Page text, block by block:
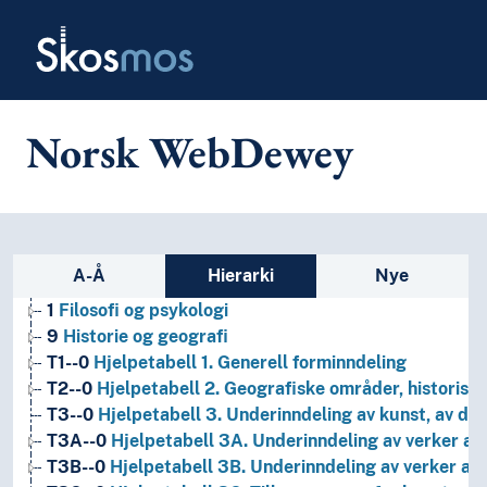
Skosmos
Norsk WebDewey
Sidefelt: navigér i vokabularet
A-Å Hierarki
Nye
1 Filosofi og psykologi
9 Historie og geografi
T1--0 Hjelpetabell 1. Generell forminndeling
T2--0 Hjelpetabell 2. Geografiske områder,
T3--0 Hjelpetabell 3. Underinndeling av kunst, av
T3A--0 Hjelpetabell 3A. Underinndeling av verker
T3B--0 Hjelpetabell 3B. Underinndeling av verker